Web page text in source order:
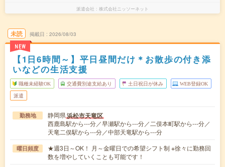
派遣会社 株式会社ニッソーネット
未読
NEW
掲載日 2026/08/03
【1日6時間～】平日昼間だけ＊お散歩の付き添
いなどの生活支援
職種未経験OK 交通費別途支給あり 土日祝日が休み WEB登録OK
派遣
勤務地 静岡県浜松市天竜区
西鹿島駅から---分／早瀬駅から---分／二俣本町駅から---分／
天竜二俣駅から---分／中部天竜駅から---分
曜日頻度
★週3日～OK！ 月～金曜日での希望シフト制 ※徐々に勤務回
数を増やしていくことも可能です！